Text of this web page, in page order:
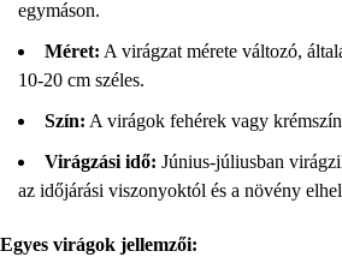
egymáson.
Méret: A virágzat mérete változó,
10-20 cm széles.
Szín: A virágok fehérek vagy
Virágzási idő: Június-júliusban
az időjárási viszonyoktól és a növény
Egyes virágok jellemzői: